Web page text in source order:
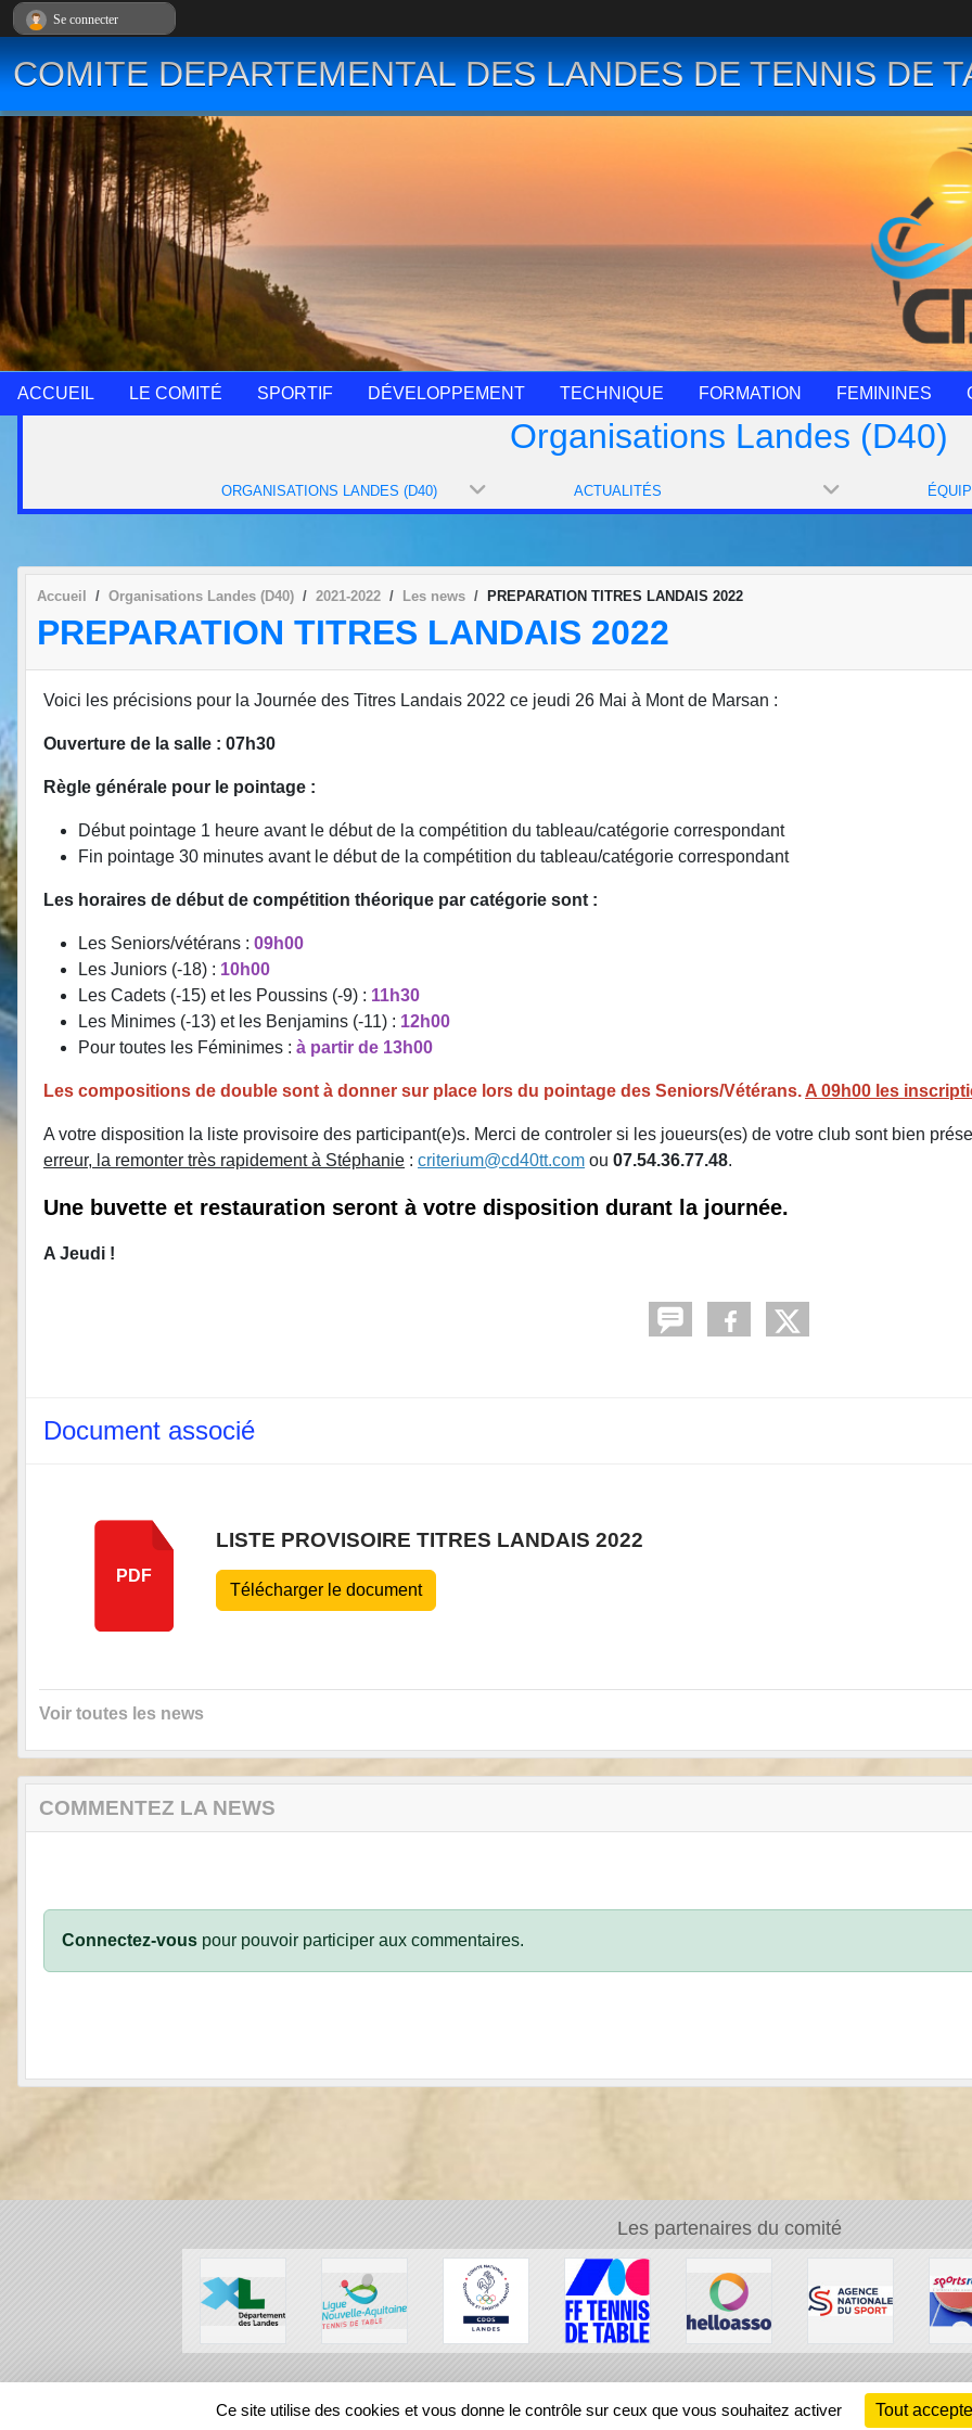
COMITE DEPARTEMENTAL DES LANDES DE TENNIS DE
ACCUEIL LE COMITÉ SPORTIF DÉVELOPPEMENT TECHNIQUE FORMATION FEMININES
Organisations Landes (D40)
ORGANISATIONS LANDES (D40) ACTUALITÉS
Accueil Organisations Landes (D40) 2021-2022 Les news PREPARATION TITRES LANDAIS 2022
PREPARATION TITRES LANDAIS 2022
Voici les précisions pour la Journée des Titres Landais 2022 ce jeudi 26 Mai à Mont de Marsan :
Ouverture de la salle : 07h30
Règle générale pour le pointage :
Début pointage 1 heure avant le début de la compétition du tableau/catégorie correspondant
Fin pointage 30 minutes avant le début de la compétition du tableau/catégorie correspondant
Les horaires de début de compétition théorique par catégorie sont :
Les Seniors/vétérans : 09h00
Les Juniors (-18) : 10h00
Les Cadets (-15) et les Poussins (-9) : 11h30
Les Minimes (-13) et les Benjamins (-11) : 12h00
Pour toutes les Féminimes : à partir de 13h00
Les compositions de double sont à donner sur place lors du pointage des Seniors/Vétérans. A 09h00 les
A votre disposition la liste provisoire des participant(e)s. Merci de controler si les joueurs(es) de votre club sont bien
erreur, la remonter très rapidement à Stéphanie : criterium@cd40tt.com ou 07.54.36.77.48.
Une buvette et restauration seront à votre disposition durant la journée.
A Jeudi !
Document associé
PDF
LISTE PROVISOIRE TITRES LANDAIS 2022
Télécharger le document
Voir toutes les news
COMMENTEZ LA NEWS
Connectez-vous pour pouvoir participer aux commentaires.
Les partenaires du comité
REGIONS
Se connecter
Panneau de gestion des cookies
Ce site utilise des cookies et vous donne le contrôle sur ceux que vous souhaitez activer Tout